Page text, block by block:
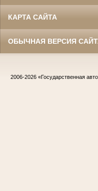
КАРТА САЙТА
ОБЫЧНАЯ ВЕРСИЯ
2006-2026 «Государственная